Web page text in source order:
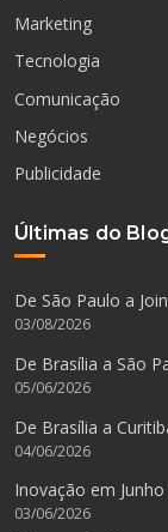
Marketing
Tecnologia
Comunicação
Negócios
Publicidade
Últimas do
De São Paulo a
03/08/2026
De Brasília a São
05/06/2026
De Brasília a
04/06/2026
Inovação em
03/06/2026